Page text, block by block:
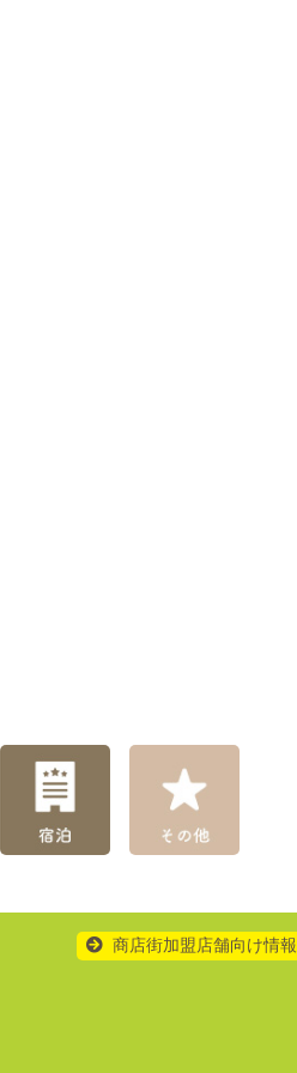
商店街加盟店舗向け情報